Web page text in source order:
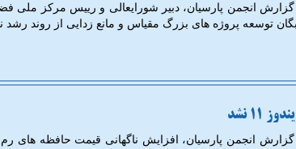
گزارش انجمن پارسیان، دبیر شورایعالی و رییس مرکز ملی
توسعه پروژه های بزرگ مقیاس و مانع زدایی از روند رشد
نشد
گزارش انجمن پارسیان، افزایش ناگهانی قیمت حافظه های